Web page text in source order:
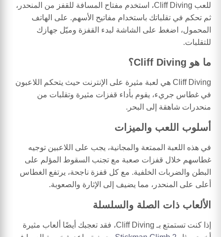
للعب Cliff Diving، استخدم مفتاح المسافة للقفز من المنحدر،
ثم تحكم في تقلباتك باستخدام مفاتيح الأسهم. على الهاتف
المحمول، اضغط على الشاشة لبدء القفزة وميّل جهازك
للتقلبات.
ما هو Cliff Diving؟
Cliff Diving هي لعبة مثيرة على الإنترنت حيث يتحكم اللاعبون
في غطاس جريء، يقوم بأداء قفزات مثيرة وتقلبات من
منحدرات شاهقة إلى البحر.
أسلوب اللعب والميزات
في هذه اللعبة الممتعة والمجانية، يجب على اللاعبين توجيه
غطاسهم خلال قفزات صعبة مع تجنب السقوط المؤلم على
البطن والضربات الخلفية. مع كل قفزة ناجحة، يرتفع الغطاس
أعلى على المنحدر، مما يضيف إلى الإثارة والصعوبة.
الألعاب ذات الصلة والسلسلة
إذا كنت تستمتع بـ Cliff Diving، فقد تعجبك أيضًا ألعاب مثيرة